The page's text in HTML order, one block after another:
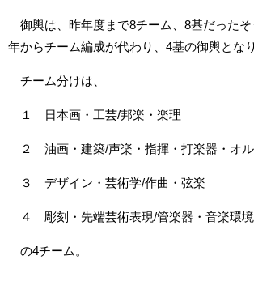
御輿は、昨年度まで8チーム、8基だった
年からチーム編成が代わり、4基の御輿とな
チーム分けは、
１ 日本画・工芸/邦楽・楽理
２ 油画・建築/声楽・指揮・打楽器・オル
３ デザイン・芸術学/作曲・弦楽
４ 彫刻・先端芸術表現/管楽器・音楽環境
の4チーム。